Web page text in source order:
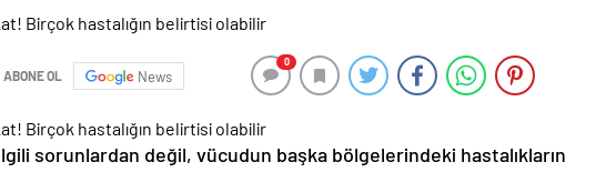
ABONE OL News
0
sorunlardan değil, vücudun başka bölgelerindeki hastalıkların